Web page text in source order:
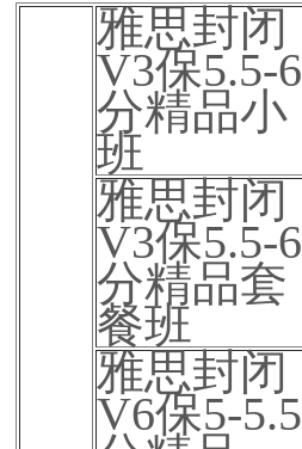
雅思封闭
V3保5.5-6
分精品小
班
雅思封闭
V3保5.5-6
分精品套
餐班
雅思封闭
V6保5-5.5